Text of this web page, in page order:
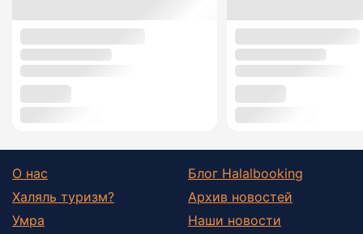
О нас
Халяль туризм?
Умра
Блог Halalbooking
Архив новостей
Наши новости